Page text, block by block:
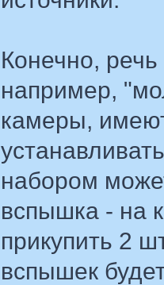
Конечно,
например,
камеры,
набором
вспышка - на
прикупить 2
вспышек